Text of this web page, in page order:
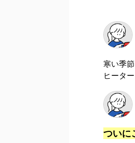
寒い季
ヒータ
ついに